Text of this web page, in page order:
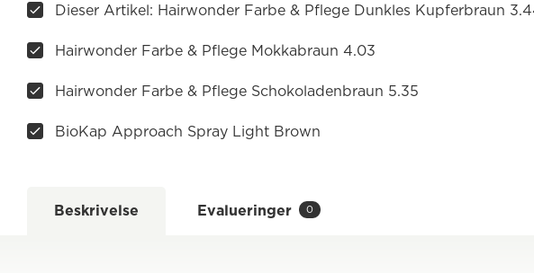
Dieser Artikel: Hairwonder Farbe & Pflege Dunkles Kupferbraun
Hairwonder Farbe & Pflege Mokkabraun 4.03
Hairwonder Farbe & Pflege Schokoladenbraun 5.35
BioKap Approach Spray Light Brown
Beskrivelse Evalueringer 0